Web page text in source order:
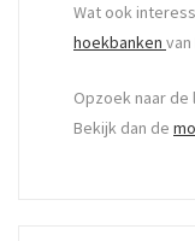
Wat ook
hoekbanken
Opzoek naar
Bekijk dan de